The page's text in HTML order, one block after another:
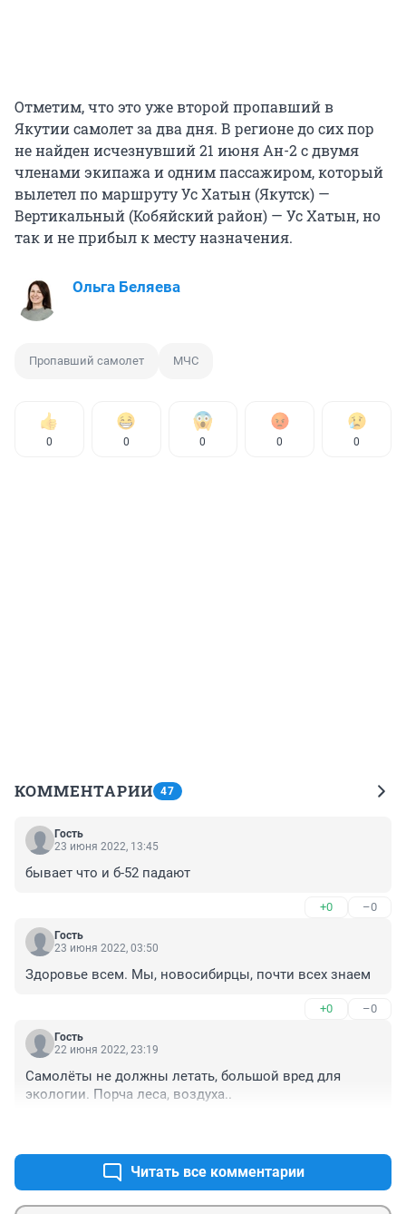
Отметим, что это уже второй пропавший в
Якутии самолет за два дня. В регионе до сих пор
не найден исчезнувший 21 июня Ан-2 с двумя
членами экипажа и одним пассажиром, который
вылетел по маршруту Ус Хатын (Якутск) —
Вертикальный (Кобяйский район) — Ус Хатын, но
так и не прибыл к месту назначения.
Ольга Беляева
Пропавший самолет МЧС
0 0 0 0 0
КОММЕНТАРИИ 47
Гость
23 июня 2022, 13:45
бывает что и б-52 падают
+0 –0
Гость
23 июня 2022, 03:50
Здоровье всем. Мы, новосибирцы, почти всех знаем
+0 –0
Гость
22 июня 2022, 23:19
Самолёты не должны летать, большой вред для
экологии. Порча леса, воздуха..
Читать все комментарии